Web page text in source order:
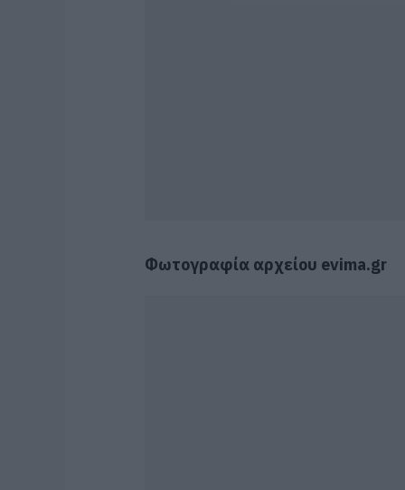
Φωτογραφία αρχείου evima.gr